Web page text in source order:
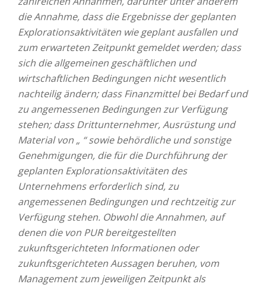
die Annahme, dass die Ergebnisse der geplanten
Explorationsaktivitäten wie geplant ausfallen und
zum erwarteten Zeitpunkt gemeldet werden; dass
sich die allgemeinen geschäftlichen und
wirtschaftlichen Bedingungen nicht wesentlich
nachteilig ändern; dass Finanzmittel bei Bedarf und
zu angemessenen Bedingungen zur Verfügung
stehen; dass Drittunternehmer, Ausrüstung und
Material von „ “ sowie behördliche und sonstige
Genehmigungen, die für die Durchführung der
geplanten Explorationsaktivitäten des
Unternehmens erforderlich sind, zu
angemessenen Bedingungen und rechtzeitig zur
Verfügung stehen. Obwohl die Annahmen, auf
denen die von PUR bereitgestellten
zukunftsgerichteten Informationen oder
zukunftsgerichteten Aussagen beruhen, vom
Management zum jeweiligen Zeitpunkt als